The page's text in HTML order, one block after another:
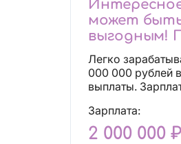
может
выгодным!
не
Легко
000 000 рублей в месяц.
Зарплата:
2 000 000 ₽